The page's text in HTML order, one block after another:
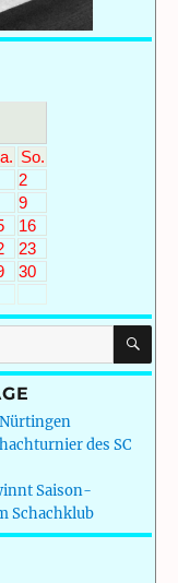
So.
2
9
16
23
30
des SC
Saison-
Schachklub